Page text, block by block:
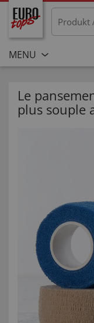
MENU
Le
plus souple